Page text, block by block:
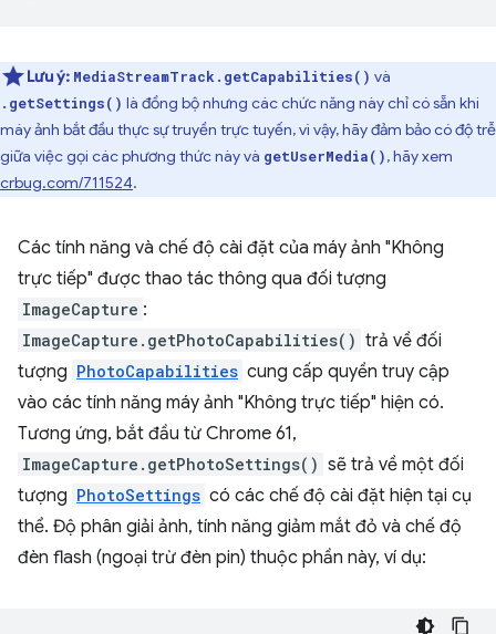
Lưu ý: MediaStreamTrack.getCapabilities() và
.getSettings() là đồng bộ nhưng các chức năng này chỉ có sẵn khi
máy ảnh bắt đầu thực sự truyền trực tuyến, vì vậy, hãy đảm bảo có độ trễ
giữa việc gọi các phương thức này và getUserMedia(), hãy xem
crbug.com/711524.
Các tính năng và chế độ cài đặt của máy ảnh "Không
trực tiếp" được thao tác thông qua đối tượng
ImageCapture :
ImageCapture.getPhotoCapabilities() trả về đối
tượng PhotoCapabilities cung cấp quyền truy cập
vào các tính năng máy ảnh "Không trực tiếp" hiện có.
Tương ứng, bắt đầu từ Chrome 61,
ImageCapture.getPhotoSettings() sẽ trả về một đối
tượng PhotoSettings có các chế độ cài đặt hiện tại cụ
thể. Độ phân giải ảnh, tính năng giảm mắt đỏ và chế độ
đèn flash (ngoại trừ đèn pin) thuộc phần này, ví dụ: